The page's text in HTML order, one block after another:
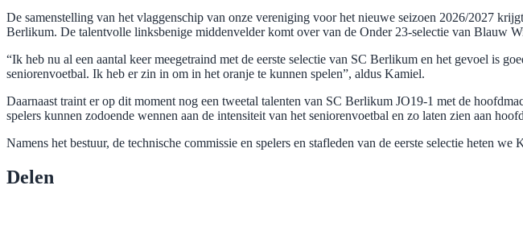
De samenstelling van het vlaggenschip van onze vereniging voor het nieuwe seizoen 2026/2027
Berlikum. De talentvolle linksbenige middenvelder komt over van de Onder 23-selectie van Blauw
“Ik heb nu al een aantal keer meegetraind met de eerste selectie van SC Berlikum en het gevoel is
seniorenvoetbal. Ik heb er zin in om in het oranje te kunnen spelen”, aldus Kamiel.
Daarnaast traint er op dit moment nog een tweetal talenten van SC Berlikum JO19-1 met de
spelers kunnen zodoende wennen aan de intensiteit van het seniorenvoetbal en zo laten zien aan
Namens het bestuur, de technische commissie en spelers en stafleden van de eerste selectie heten
Delen